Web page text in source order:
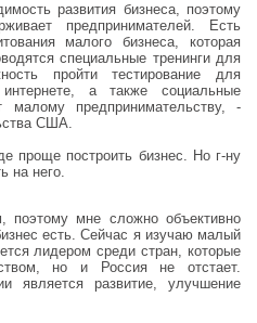
развития бизнеса, поэтому
предпринимателей. Есть
малого бизнеса, которая
специальные тренинги для
пройти тестирование для
а также социальные
малому предпринимательству, -
США.
проще построить бизнес. Но г-ну
на него.
мне сложно объективно
есть. Сейчас я изучаю малый
лидером среди стран, которые
но и Россия не отстает.
является развитие, улучшение